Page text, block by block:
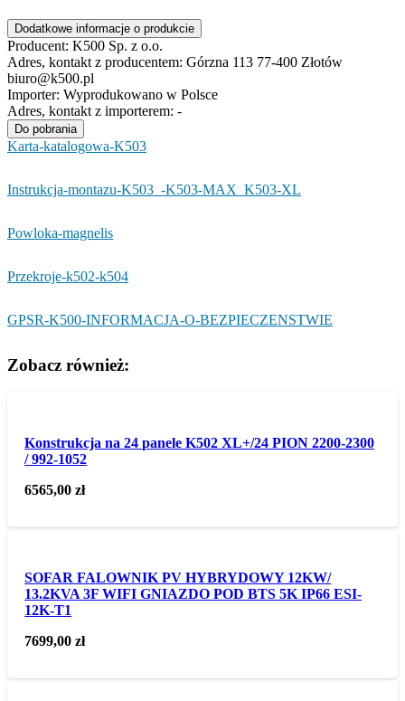
Dodatkowe informacje o produkcie
Producent: K500 Sp. z o.o.
Adres, kontakt z producentem: Górzna 113 77-400 Złotów
biuro@k500.pl
Importer: Wyprodukowano w Polsce
Adres, kontakt z importerem: -
Do pobrania
Karta-katalogowa-K503
Instrukcja-montazu-K503_-K503-MAX_K503-XL
Powloka-magnelis
Przekroje-k502-k504
GPSR-K500-INFORMACJA-O-BEZPIECZENSTWIE
Zobacz również:
Konstrukcja na 24 panele K502 XL+/24 PION 2200-2300
/ 992-1052
6565,00zł
SOFAR FALOWNIK PV HYBRYDOWY 12KW/
13.2KVA 3F WIFI GNIAZDO POD BTS 5K IP66 ESI-
12K-T1
7699,00zł